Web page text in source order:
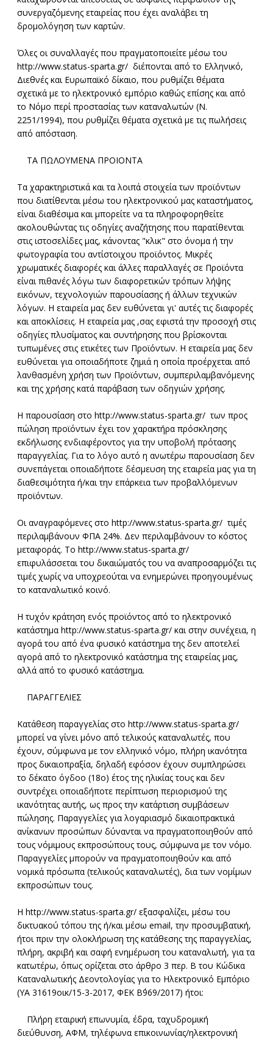
συνεργαζόμενης εταιρείας που έχει αναλάβει τη
δρομολόγηση των καρτών.
Όλες οι συναλλαγές που πραγματοποιείτε μέσω του
http://www.status-sparta.gr/ διέπονται από το Ελληνικό,
Διεθνές και Ευρωπαϊκό δίκαιο, που ρυθμίζει θέματα
σχετικά με το ηλεκτρονικό εμπόριο καθώς επίσης και από
το Νόμο περί προστασίας των καταναλωτών (Ν.
2251/1994), που ρυθμίζει θέματα σχετικά με τις πωλήσεις
από απόσταση.
ΤΑ ΠΩΛΟΥΜΕΝΑ ΠΡΟΙΟΝΤΑ
Τα χαρακτηριστικά και τα λοιπά στοιχεία των προϊόντων
που διατίθενται μέσω του ηλεκτρονικού μας καταστήματος,
είναι διαθέσιμα και μπορείτε να τα πληροφορηθείτε
ακολουθώντας τις οδηγίες αναζήτησης που παρατίθενται
στις ιστοσελίδες μας, κάνοντας "κλικ" στο όνομα ή την
φωτογραφία του αντίστοιχου προϊόντος. Μικρές
χρωματικές διαφορές και άλλες παραλλαγές σε Προϊόντα
είναι πιθανές λόγω των διαφορετικών τρόπων λήψης
εικόνων, τεχνολογιών παρουσίασης ή άλλων τεχνικών
λόγων. H εταιρεία μας δεν ευθύνεται γι' αυτές τις διαφορές
και αποκλίσεις. Η εταιρεία μας ,σας εφιστά την προσοχή στις
οδηγίες πλυσίματος και συντήρησης που βρίσκονται
τυπωμένες στις ετικέτες των Προϊόντων. Η εταιρεία μας δεν
ευθύνεται για οποιαδήποτε ζημιά η οποία προέρχεται από
λανθασμένη χρήση των Προϊόντων, συμπεριλαμβανόμενης
και της χρήσης κατά παράβαση των οδηγιών χρήσης.
Η παρουσίαση στο http://www.status-sparta.gr/ των προς
πώληση προϊόντων έχει τον χαρακτήρα πρόσκλησης
εκδήλωσης ενδιαφέροντος για την υποβολή πρότασης
παραγγελίας. Για το λόγο αυτό η ανωτέρω παρουσίαση δεν
συνεπάγεται οποιαδήποτε δέσμευση της εταιρεία μας για τη
διαθεσιμότητα ή/και την επάρκεια των προβαλλόμενων
προϊόντων.
Οι αναγραφόμενες στο http://www.status-sparta.gr/ τιμές
περιλαμβάνουν ΦΠΑ 24%. Δεν περιλαμβάνουν το κόστος
μεταφοράς. Το http://www.status-sparta.gr/
επιφυλάσσεται του δικαιώματός του να αναπροσαρμόζει τις
τιμές χωρίς να υποχρεούται να ενημερώνει προηγουμένως
το καταναλωτικό κοινό.
Η τυχόν κράτηση ενός προϊόντος από το ηλεκτρονικό
κατάστημα http://www.status-sparta.gr/ και στην συνέχεια, η
αγορά του από ένα φυσικό κατάστημα της δεν αποτελεί
αγορά από το ηλεκτρονικό κατάστημα της εταιρείας μας,
αλλά από το φυσικό κατάστημα.
ΠΑΡΑΓΓΕΛIΕΣ
Κατάθεση παραγγελίας στο http://www.status-sparta.gr/
μπορεί να γίνει μόνο από τελικούς καταναλωτές, που
έχουν, σύμφωνα με τον ελληνικό νόμο, πλήρη ικανότητα
προς δικαιοπραξία, δηλαδή εφόσον έχουν συμπληρώσει
το δέκατο όγδοο (18ο) έτος της ηλικίας τους και δεν
συντρέχει οποιαδήποτε περίπτωση περιορισμού της
ικανότητας αυτής, ως προς την κατάρτιση συμβάσεων
πώλησης. Παραγγελίες για λογαριασμό δικαιοπρακτικά
ανίκανων προσώπων δύνανται να πραγματοποιηθούν από
τους νόμιμους εκπροσώπους τους, σύμφωνα με τον νόμο.
Παραγγελίες μπορούν να πραγματοποιηθούν και από
νομικά πρόσωπα (τελικούς καταναλωτές), δια των νομίμων
εκπροσώπων τους.
Η http://www.status-sparta.gr/ εξασφαλίζει, μέσω του
δικτυακού τόπου της ή/και μέσω email, την προσυμβατική,
ήτοι πριν την ολοκλήρωση της κατάθεσης της παραγγελίας,
πλήρη, ακριβή και σαφή ενημέρωση του καταναλωτή, για τα
κατωτέρω, όπως ορίζεται στο άρθρο 3 περ. Β του Κώδικα
Καταναλωτικής Δεοντολογίας για το Ηλεκτρονικό Εμπόριο
(ΥΑ 31619οικ/15-3-2017, ΦΕΚ Β΄969/2017) ήτοι:
Πλήρη εταιρική επωνυμία, έδρα, ταχυδρομική
διεύθυνση, ΑΦΜ, τηλέφωνα επικοινωνίας/ηλεκτρονική